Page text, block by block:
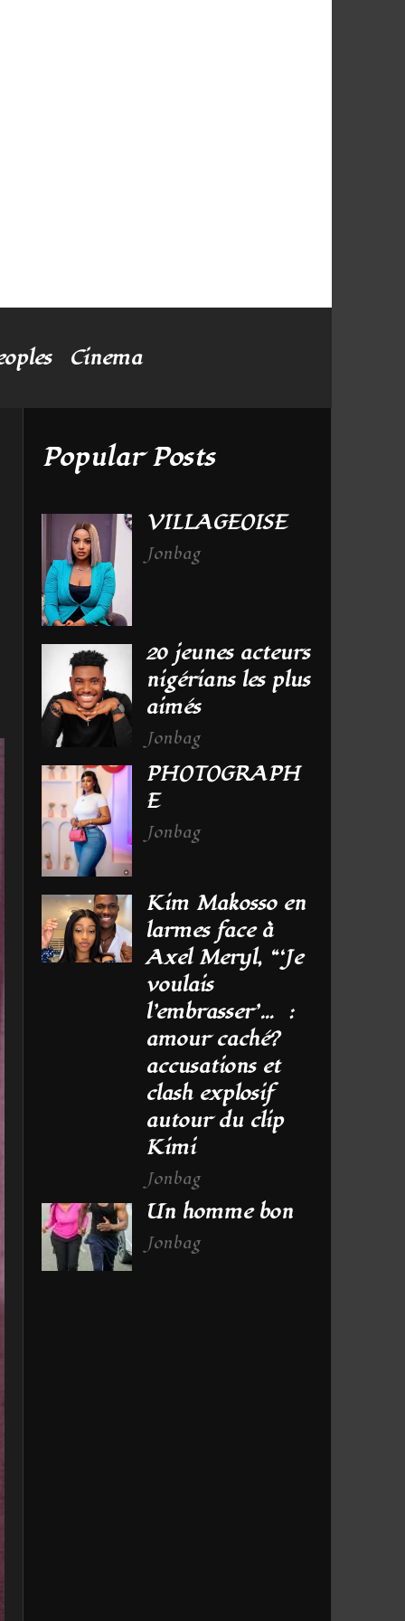
Cinema
Popular Posts
VILLAGEOISE
Jonbag
20 jeunes acteurs
nigérians les plus
aimés
Jonbag
PHOTOGRAPH
E
Jonbag
Kim Makosso en
larmes face à
Axel Meryl, “‘Je
voulais
l’embrasser’… :
amour caché?
accusations et
clash explosif
autour du clip
Kimi
Jonbag
Un homme bon
Jonbag